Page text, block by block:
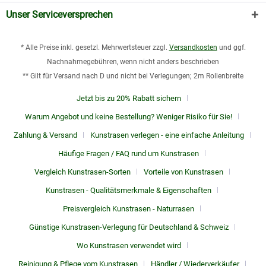
beim Tennis, Hockey oder Fußball sorgt Kunstrasen für ein
gleichbleibend gutes Erlebnis auf Kunstrasen und verringert
Viel weniger Pflege notwendig als für Naturrasen
benötigt wird. Ein Kunstrasenplatz muss nicht gemäht, gedüngt,
bewässert werden – lediglich das aufbürsten mit einem Besen
von Kunstrasen
nicht notwendig. Das spart im laufenden Betrieb
sehr viele Kosten und die Greenkeeper können sich anderen
Aufgaben widmen.
Die Nachteile von Kunstrasen für
Unser Serviceversprechen
* Alle Preise inkl. gesetzl. Mehrwertsteuer zzgl. Versandkosten und ggf.
Nachnahmegebühren, wenn nicht anders beschrieben
** Gilt für Versand nach D und nicht bei Verlegungen; 2m Rollenbreite
Jetzt bis zu 20% Rabatt sichern
Warum Angebot und keine Bestellung? Weniger Risiko für Sie!
Zahlung & Versand Kunstrasen verlegen - eine einfache Anleitung
Häufige Fragen / FAQ rund um Kunstrasen
Vergleich Kunstrasen-Sorten Vorteile von Kunstrasen
Kunstrasen - Qualitätsmerkmale & Eigenschaften
Preisvergleich Kunstrasen - Naturrasen
Günstige Kunstrasen-Verlegung für Deutschland & Schweiz
Wo Kunstrasen verwendet wird
Reinigung & Pflege vom Kunstrasen Händler / Wiederverkäufer